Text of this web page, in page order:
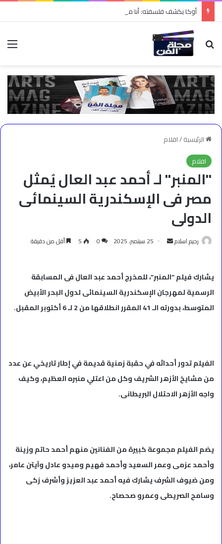
أوكا يكشف فلسفته: أنا مش شاعر وبكتب أغاني شبه الناس
بحث عن
الرئيسية/افلام
افلام
"المنبر" لـ أحمد عبد العال يُمثل
مصر فى الإسكندرية السينمائى
الدولى
رحيم اسلام
أرسل 25 سبتمبر، 2025 0
5 أقل من دقيقة
يشارك فيلم “المنبر”، للمخرج أحمد عبد العال فى المسابقة
الرسمية لمهرجان الإسكندرية السينمائى لدول البحر الأبيض
المتوسط، بدورته الـ 41 المقرر انطلاقها من 2 لـ 6 أكتوبر المقبل.
الفيلم تدور أحداثه في حقبة زمنية قديمة في إطار تاريخي عن عدد
من مشايخ الأزهر الشريف وكل من اعتلي منبره العظيم، وكيف
واجه الأزهر الاحتلال البريطانى.
يضم الفيلم مجموعة كبيرة من الفنانين منهم أحمد حاتم وزينة
وأحمد عزمى وعمر السعيد وأحمد فهيم وميدو عادل وآيتن عامر،
ومن ضيوف الشرف يشارك فيه أحمد عبد العزيز وأشرف زكى
وسامح الصريطى وعمرو صحصاح.